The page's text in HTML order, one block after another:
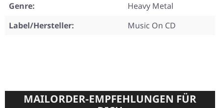
Genre:
Heavy Metal
Label/Hersteller:
Music On CD
MAILORDER-EMPFEHLUNGEN FÜR